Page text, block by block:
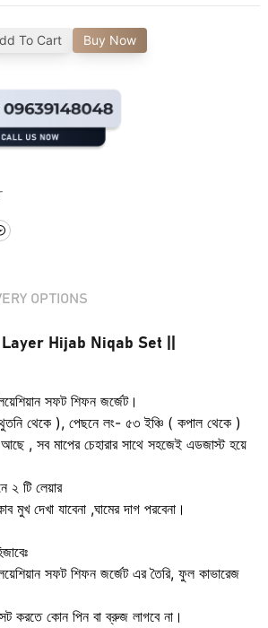
To Cart Buy Now
OPTIONS
Hijab Niqab Set ||
সফট শিফন জর্জেট।
থেকে ), পেছনে লং- ৫৩ ইঞ্চি ( কপাল থেকে )
, সব মাপের চেহারার সাথে সহজেই এডজাস্ট হয়ে
২ টি লেয়ার
মুখ দেখা যাবেনা ,ঘামের দাগ পরবেনা।
সফট শিফন জর্জেট এর তৈরি, ফুল কাভারেজ
করতে কোন পিন বা ব্রুজ লাগবে না।